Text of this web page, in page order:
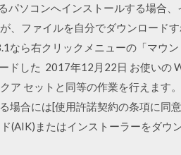
パソコンへインストールする場合
、ファイルを自分でダウンロード
なら右クリックメニューの「マウ
ドした 2017年12月22日 お使いの
ア セットと同等の作業を行えます
場合には[使用許諾契約の条項に同
(AIK)またはインストーラーをダ